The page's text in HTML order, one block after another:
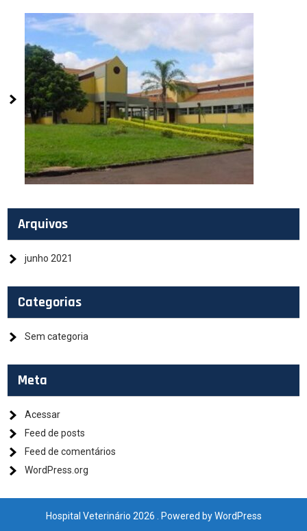
Arquivos
junho 2021
Categorias
Sem categoria
Meta
Acessar
Feed de posts
Feed de comentários
WordPress.org
Hospital Veterinário 2026 . Powered by WordPress